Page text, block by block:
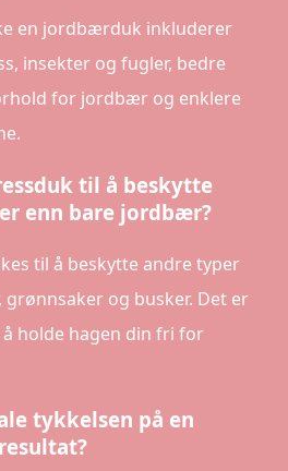
en jordbærduk inkluderer
insekter og fugler, bedre
for jordbær og enklere
til å beskytte
enn bare jordbær?
til å beskytte andre typer
og busker. Det er
holde hagen din fri for
tykkelsen på en